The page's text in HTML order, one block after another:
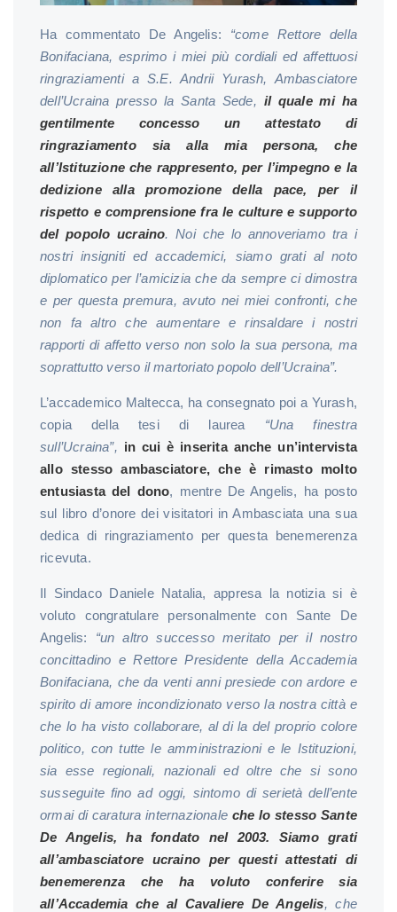
Ha commentato De Angelis: “come Rettore della
Bonifaciana, esprimo i miei più cordiali ed affettuosi
ringraziamenti a S.E. Andrii Yurash, Ambasciatore
dell’Ucraina presso la Santa Sede, il quale mi ha
gentilmente concesso un attestato di
ringraziamento sia alla mia persona, che
all’Istituzione che rappresento, per l’impegno e la
dedizione alla promozione della pace, per il
rispetto e comprensione fra le culture e supporto
del popolo ucraino. Noi che lo annoveriamo tra i
nostri insigniti ed accademici, siamo grati al noto
diplomatico per l’amicizia che da sempre ci dimostra
e per questa premura, avuto nei miei confronti, che
non fa altro che aumentare e rinsaldare i nostri
rapporti di affetto verso non solo la sua persona, ma
soprattutto verso il martoriato popolo dell’Ucraina”.
L’accademico Maltecca, ha consegnato poi a Yurash,
copia della tesi di laurea “Una finestra
sull’Ucraina”, in cui è inserita anche un’intervista
allo stesso ambasciatore, che è rimasto molto
entusiasta del dono, mentre De Angelis, ha posto
sul libro d’onore dei visitatori in Ambasciata una sua
dedica di ringraziamento per questa benemerenza
ricevuta.
Il Sindaco Daniele Natalia, appresa la notizia si è
voluto congratulare personalmente con Sante De
Angelis: “un altro successo meritato per il nostro
concittadino e Rettore Presidente della Accademia
Bonifaciana, che da venti anni presiede con ardore e
spirito di amore incondizionato verso la nostra città e
che lo ha visto collaborare, al di la del proprio colore
politico, con tutte le amministrazioni e le Istituzioni,
sia esse regionali, nazionali ed oltre che si sono
susseguite fino ad oggi, sintomo di serietà dell’ente
ormai di caratura internazionaleche lo stesso Sante
De Angelis, ha fondato nel 2003. Siamo grati
all’ambasciatore ucraino per questi attestati di
benemerenza che ha voluto conferire sia
all’Accademia che al Cavaliere De Angelis, che